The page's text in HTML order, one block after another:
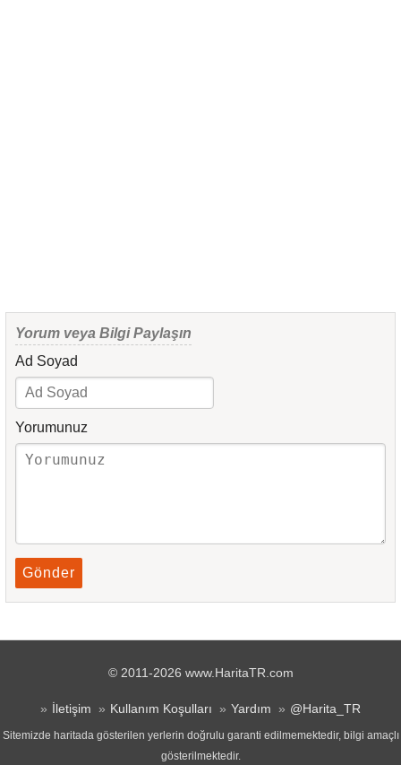
Yorum veya Bilgi Paylaşın
Ad Soyad
Yorumunuz
Gönder
© 2011-2026 www.HaritaTR.com
İletişim Kullanım Koşulları Yardım @Harita_TR
Sitemizde haritada gösterilen yerlerin doğrulu garanti edilmemektedir, bilgi amaçlı
gösterilmektedir.